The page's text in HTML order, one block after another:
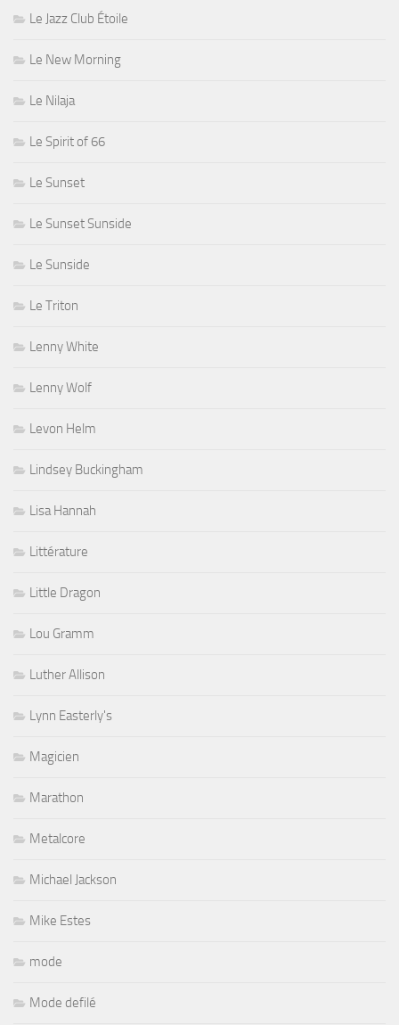
Le Jazz Club Étoile
Le New Morning
Le Nilaja
Le Spirit of 66
Le Sunset
Le Sunset Sunside
Le Sunside
Le Triton
Lenny White
Lenny Wolf
Levon Helm
Lindsey Buckingham
Lisa Hannah
Littérature
Little Dragon
Lou Gramm
Luther Allison
Lynn Easterly's
Magicien
Marathon
Metalcore
Michael Jackson
Mike Estes
mode
Mode defilé